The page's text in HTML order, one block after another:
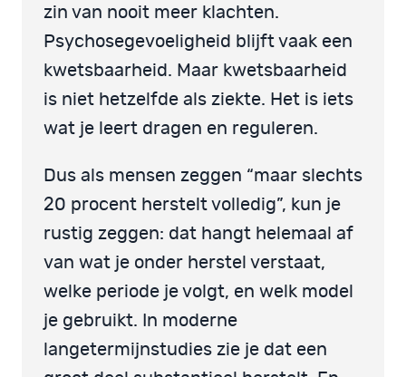
zin van nooit meer klachten.
Psychosegevoeligheid blijft vaak een
kwetsbaarheid. Maar kwetsbaarheid
is niet hetzelfde als ziekte. Het is iets
wat je leert dragen en reguleren.
Dus als mensen zeggen “maar slechts
20 procent herstelt volledig”, kun je
rustig zeggen: dat hangt helemaal af
van wat je onder herstel verstaat,
welke periode je volgt, en welk model
je gebruikt. In moderne
langetermijnstudies zie je dat een